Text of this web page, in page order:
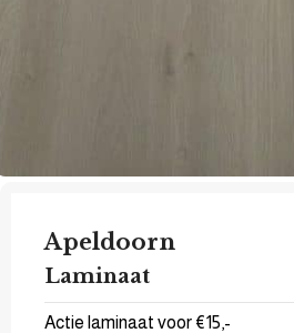
Apeldoorn
Laminaat
Actie laminaat voor €15,-